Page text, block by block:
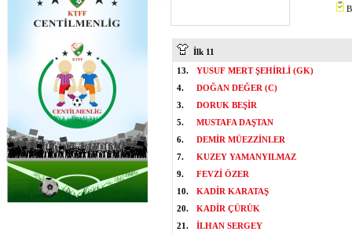
İlk 11
13.
YUSUF MERT ŞEHİRLİ (GK)
4.
DOĞAN DEĞER (C)
3.
DORUK BEŞİR
5.
MUSTAFA DAŞTAN
6.
DEMİR MÜEZZİNLER
7.
KUZEY YAMANYILMAZ
9.
FEVZİ ÖZER
10.
KADİR KARATAŞ
20.
KADİR ÇÜRÜK
21.
İLHAN SERGEY